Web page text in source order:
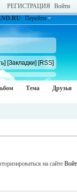
РЕГИСТРАЦИЯ Войти
Перейти
[Закладки] [RSS]
Тема Друзья
на сайте